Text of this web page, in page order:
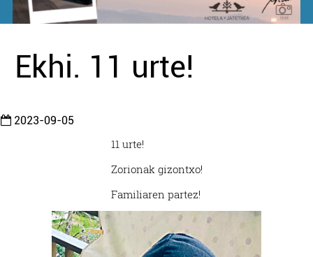
Ekhi. 11 urte!
2023-09-05
11 urte!
Zorionak gizontxo!
Familiaren partez!